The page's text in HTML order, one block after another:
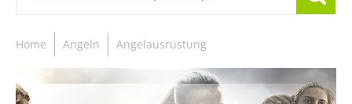
Home Angeln Angelausrüstung